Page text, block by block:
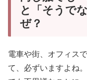
と「そうで
ぜ？
電車や街、オフィス
て、必ずいますよね。